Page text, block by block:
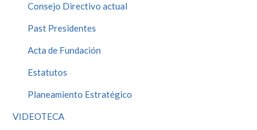
Consejo Directivo actual
Past Presidentes
Acta de Fundación
Estatutos
Planeamiento Estratégico
VIDEOTECA